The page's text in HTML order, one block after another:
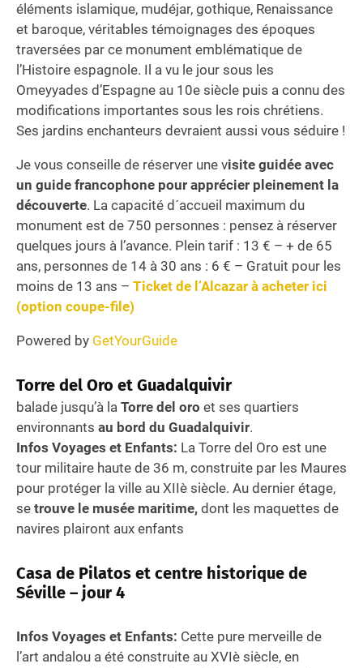
éléments islamique, mudéjar, gothique, Renaissance
et baroque, véritables témoignages des époques
traversées par ce monument emblématique de
l’Histoire espagnole. Il a vu le jour sous les
Omeyyades d’Espagne au 10e siècle puis a connu des
modifications importantes sous les rois chrétiens.
Ses jardins enchanteurs devraient aussi vous séduire !
Je vous conseille de réserver une visite guidée avec
un guide francophone pour apprécier pleinement la
découverte. La capacité d´accueil maximum du
monument est de 750 personnes : pensez à réserver
quelques jours à l’avance. Plein tarif : 13 € – + de 65
ans, personnes de 14 à 30 ans : 6 € – Gratuit pour les
moins de 13 ans – Ticket de l’Alcazar à acheter ici
(option coupe-file)
Powered by GetYourGuide
Torre del Oro et Guadalquivir
balade jusqu’à la Torre del oro et ses quartiers
environnants au bord du Guadalquivir.
Infos Voyages et Enfants: La Torre del Oro est une
tour militaire haute de 36 m, construite par les Maures
pour protéger la ville au XIIè siècle. Au dernier étage,
se trouve le musée maritime, dont les maquettes de
navires plairont aux enfants
Casa de Pilatos et centre historique de
Séville – jour 4
Infos Voyages et Enfants: Cette pure merveille de
l’art andalou a été construite au XVIè siècle, en